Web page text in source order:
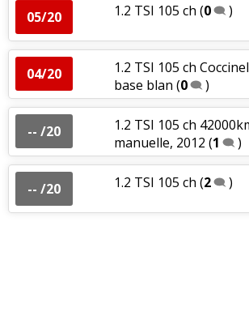
05/20 1.2 TSI 105 ch (0 )
04/20
1.2 TSI 105 ch
base blan (0 )
-- /20
1.2 TSI 105 ch
manuelle, 2012 (1 )
-- /20 1.2 TSI 105 ch (2 )